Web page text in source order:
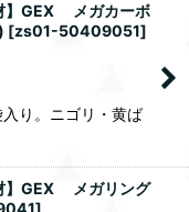
】GEX メガカーボ
[zs01-50409051]
り。ニゴリ・黄ば
】GEX メガリング
]